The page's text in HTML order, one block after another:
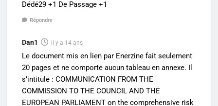
Dédé29 +1 De Passage +1
Répondre
Dan1 il y a 14 ans
Le document mis en lien par Enerzine fait seulement
20 pages et ne comporte aucun tableau en annexe. Il
s’intitule : COMMUNICATION FROM THE
COMMISSION TO THE COUNCIL AND THE
EUROPEAN PARLIAMENT on the comprehensive risk